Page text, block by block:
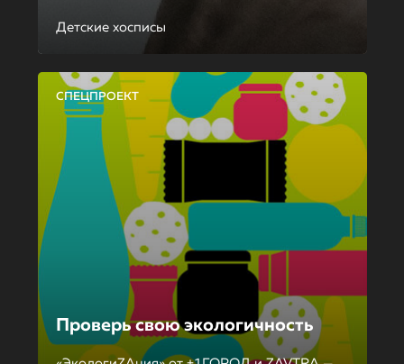
Детские хосписы
СПЕЦПРОЕКТ
Проверь свою экологичность